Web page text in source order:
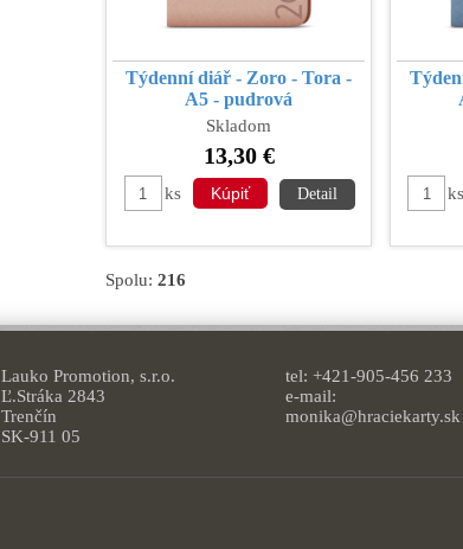
Týdenní diář - Zoro - Tora -
A5 - pudrová
Skladom
13,30 €
ks Detail ks
Spolu: 216
Lauko Promotion, s.r.o.
Ľ.Stráka 2843
Trenčín
SK-911 05
tel: +421-905-456 233
e-mail:
monika@hraciekarty.sk